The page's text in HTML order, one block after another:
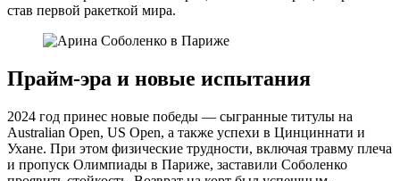
став первой ракеткой мира.
Прайм-эра и новые испытания
2024 год принес новые победы — сыгранные титулы на
Australian Open, US Open, а также успехи в Цинциннати и
Ухане. При этом физические трудности, включая травму плеча
и пропуск Олимпиады в Париже, заставили Соболенко